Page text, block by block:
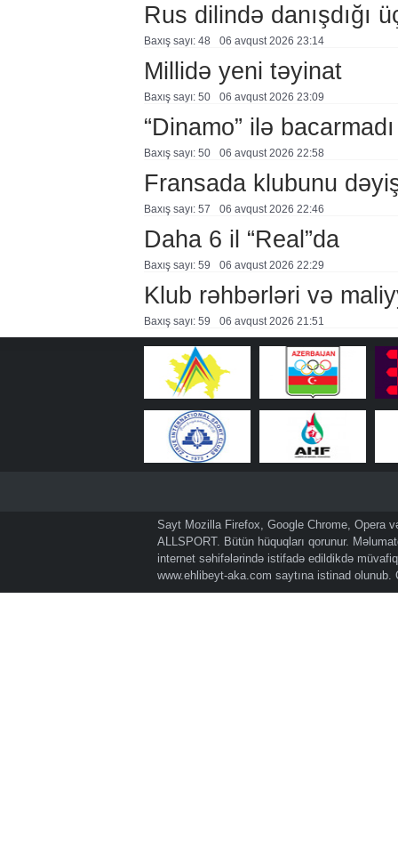
Rus dilində danışdığı
Baxış sayı: 48 06 avqust 2026 23:14
Millidə yeni təyinat
Baxış sayı: 50 06 avqust 2026 23:09
“Dinamo” ilə bacarmadı
Baxış sayı: 50 06 avqust 2026 22:58
Fransada klubunu
Baxış sayı: 57 06 avqust 2026 22:46
Daha 6 il “Real”da
Baxış sayı: 59 06 avqust 2026 22:29
Klub rəhbərləri və
Baxış sayı: 59 06 avqust 2026 21:51
Sayt Mozilla Firefox, Google Chrome, Opera
ALLSPORT. Bütün hüquqları qorunur.
internet səhifələrində istifadə edildikdə
www.ehlibeyt-aka.com saytına istinad olunub.